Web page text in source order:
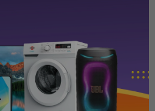
de agua: 185 ml
Sí
101 × 103 × 201 mm